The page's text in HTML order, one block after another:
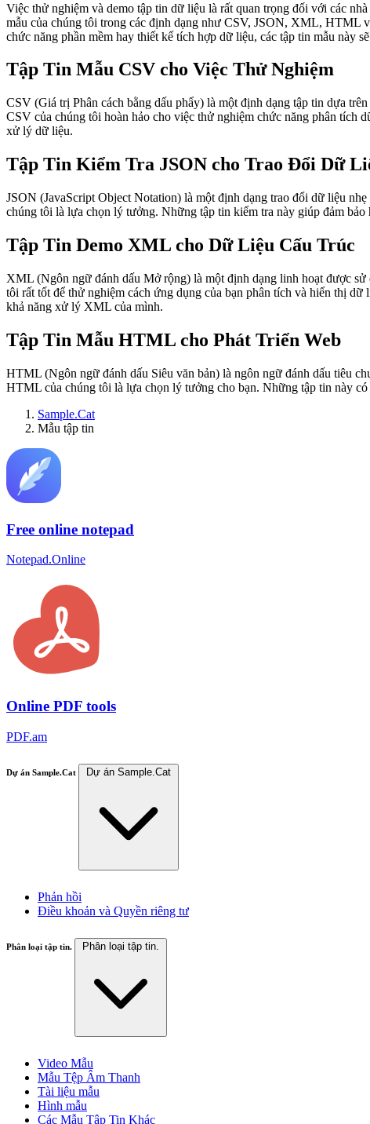
Việc thử nghiệm và demo tập tin dữ liệu là rất quan trọng đối với các
mẫu của chúng tôi trong các định dạng như CSV, JSON, XML, HTML
chức năng phần mềm hay thiết kế tích hợp dữ liệu, các tập tin mẫu này
Tập Tin Mẫu CSV cho Việc Thử Nghiệm
CSV (Giá trị Phân cách bằng dấu phẩy) là một định dạng tập tin dựa
CSV của chúng tôi hoàn hảo cho việc thử nghiệm chức năng phân tích
xử lý dữ liệu.
Tập Tin Kiểm Tra JSON cho Trao Đổi Dữ
JSON (JavaScript Object Notation) là một định dạng trao đổi dữ liệu
chúng tôi là lựa chọn lý tưởng. Những tập tin kiểm tra này giúp đảm
Tập Tin Demo XML cho Dữ Liệu Cấu Trúc
XML (Ngôn ngữ đánh dấu Mở rộng) là một định dạng linh hoạt được
tôi rất tốt để thử nghiệm cách ứng dụng của bạn phân tích và hiển thị
khả năng xử lý XML của mình.
Tập Tin Mẫu HTML cho Phát Triển Web
HTML (Ngôn ngữ đánh dấu Siêu văn bản) là ngôn ngữ đánh dấu tiêu
HTML của chúng tôi là lựa chọn lý tưởng cho bạn. Những tập tin này có
Sample.Cat
Mẫu tập tin
Free online notepad
Notepad.Online
Online PDF tools
PDF.am
Dự án Sample.Cat Dự án Sample.Cat
Phản hồi
Điều khoản và Quyền riêng tư
Phân loại tập tin. Phân loại tập tin.
Video Mẫu
Mẫu Tệp Âm Thanh
Tài liệu mẫu
Hình mẫu
Các Mẫu Tập Tin Khác